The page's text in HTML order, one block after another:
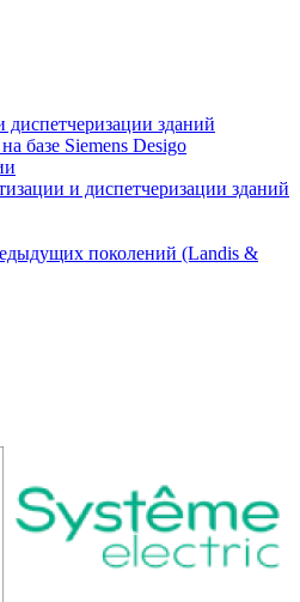
диспетчеризации зданий
базе Siemens Desigo
и диспетчеризации зданий
поколений (Landis &